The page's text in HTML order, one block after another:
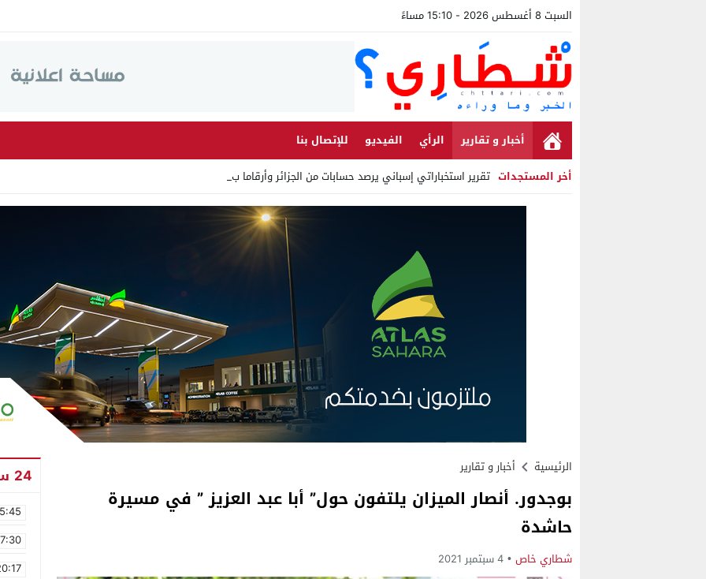
السبت 8 أغسطس 2026 - 15:10 مساءً
أخبار و تقارير الرأي الفيديو
للإتصال بنا
أخر المستجدات تقرير استخباراتي إسباني يرصد حسابات من الجزائر وأرقاما بـ”213+” ضمن ح _
Stop
الرئيسية أخبار و تقارير
بوجدور. أنصار الميزان يلتفون حول” أبا عبد العزيز ” في مسيرة
حاشدة
شطاري خاص 4 سبتمبر 2021
24 ساعة